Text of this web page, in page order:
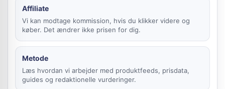
Affiliate
Vi kan modtage kommission, hvis du klikker videre og
køber. Det ændrer ikke prisen for dig.
Metode
Læs hvordan vi arbejder med produktfeeds, prisdata,
guides og redaktionelle vurderinger.